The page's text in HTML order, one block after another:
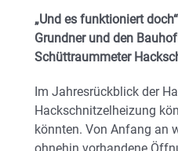
„Und es funktioniert
Grundner und den
Schüttraummeter
Im Jahresrückblick der
Hackschnitzelheizung
könnten. Von Anfang an